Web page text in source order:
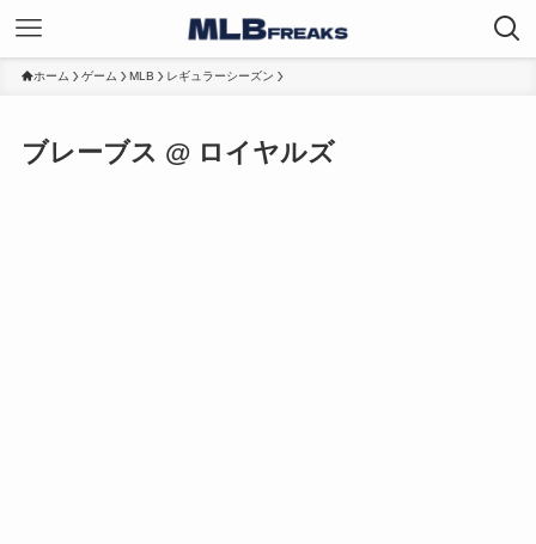
ホーム ゲーム MLB レギュラーシーズン
ブレーブス @ ロイヤルズ